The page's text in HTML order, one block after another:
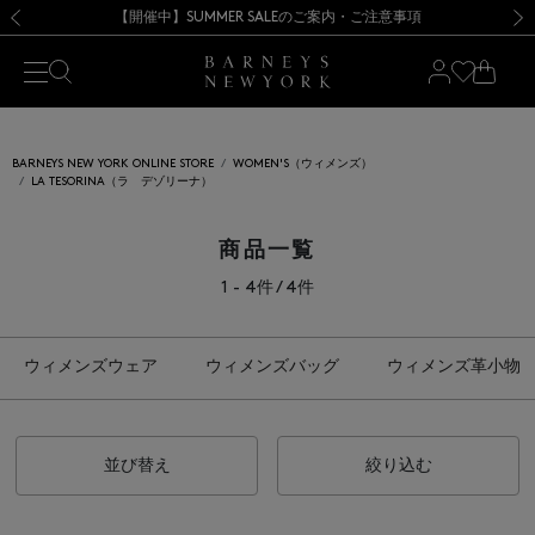
熊本県を中心とした地震の影響によるお荷物のお届けについて
【開催中】SUMMER SALEのご案内・ご注意事項
BARNEYS NEW YORK ONLINE STORE
WOMEN'S（ウィメンズ）
LA TESORINA（ラ デゾリーナ）
商品一覧
1 - 4件 / 4件
ウィメンズウェア ウィメンズバッグ ウィメンズ革小物
並び替え 絞り込む